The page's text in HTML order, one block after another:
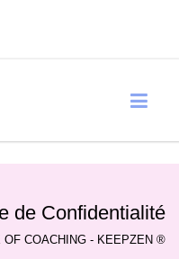
de Confidentialité
OF COACHING - KEEPZEN ®